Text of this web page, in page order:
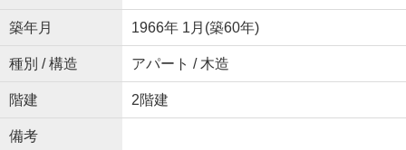
築年月 1966年 1月(築60年)
種別 / 構造 アパート / 木造
階建 2階建
備考